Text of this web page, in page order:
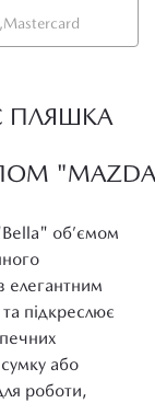
Mastercard
ПЛЯШКА
об’ємом
елегантним
підкреслює
або
роботи,